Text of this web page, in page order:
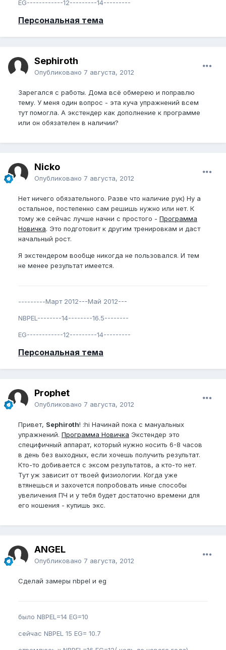
EG------------12---------14---------
Персональная тема
Sephiroth
Опубликовано 7 августа, 2012
Зарегался с работы. Дома всё обмерею и поправлю
тему. У меня один вопрос - эта куча упражнений всем
тут помогла. А экстендер как дополнение к программе
или он обязателен в наличии?
Nicko
Опубликовано 7 августа, 2012
Нет ничего обязательного. Разве что наличие рук) Ну а
остальное, постепенно сам решишь нужно или нет. К
тому же сейчас лучше начни с простого - Программа
Новичка. Это подготовит к другим тренировкам и даст
начальный рост.
Я экстендером вообще никогда не пользовался. И тем
не менее результат имеется.
---------Март 2012---Май 2012---
NBPEL--------14--------16.5--------
EG------------12---------14---------
Персональная тема
Prophet
Опубликовано 7 августа, 2012
Привет, Sephiroth! :hi Начинай пока с мануальных
упражнений. Программа Новичка Экстендер это
специфичный аппарат, который нужно носить 6-8 часов
в день без выходных, если хочешь получить результат.
Кто-то добивается с эксом результатов, а кто-то нет.
Тут уж зависит от твоей физиологии. Когда уже
втянешься и захочется попробовать иные способы
увеличения ПЧ и у тебя будет достаточно времени для
его ношения - купишь экс.
ANGEL
Опубликовано 7 августа, 2012
Сделай замеры nbpel и eg
было NBPEL=14 EG=10
сейчас NBPEL 15 EG= 10.7